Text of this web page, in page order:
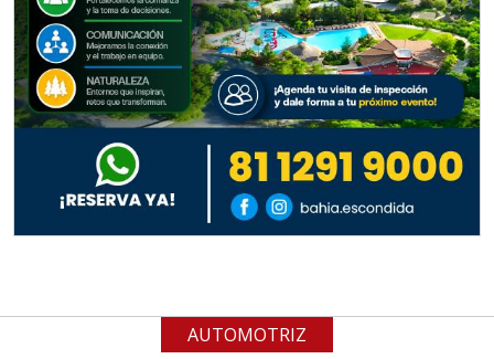
BATERÍAS DE LITIO
Especificaciones:
Para vehículos eléctricos.
Requisitos: Garantizar composición
química y origen adecuados
(especialmente para grafito) y
contar con sistemas de calidad y
gestión ambiental.
AUTOMOTRIZ